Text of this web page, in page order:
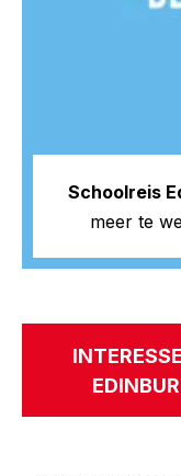
Schoolreis
meer te